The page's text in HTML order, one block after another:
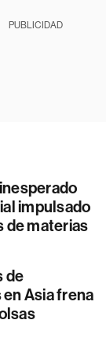
PUBLICIDAD
impulsado
de materias
de
Asia frena